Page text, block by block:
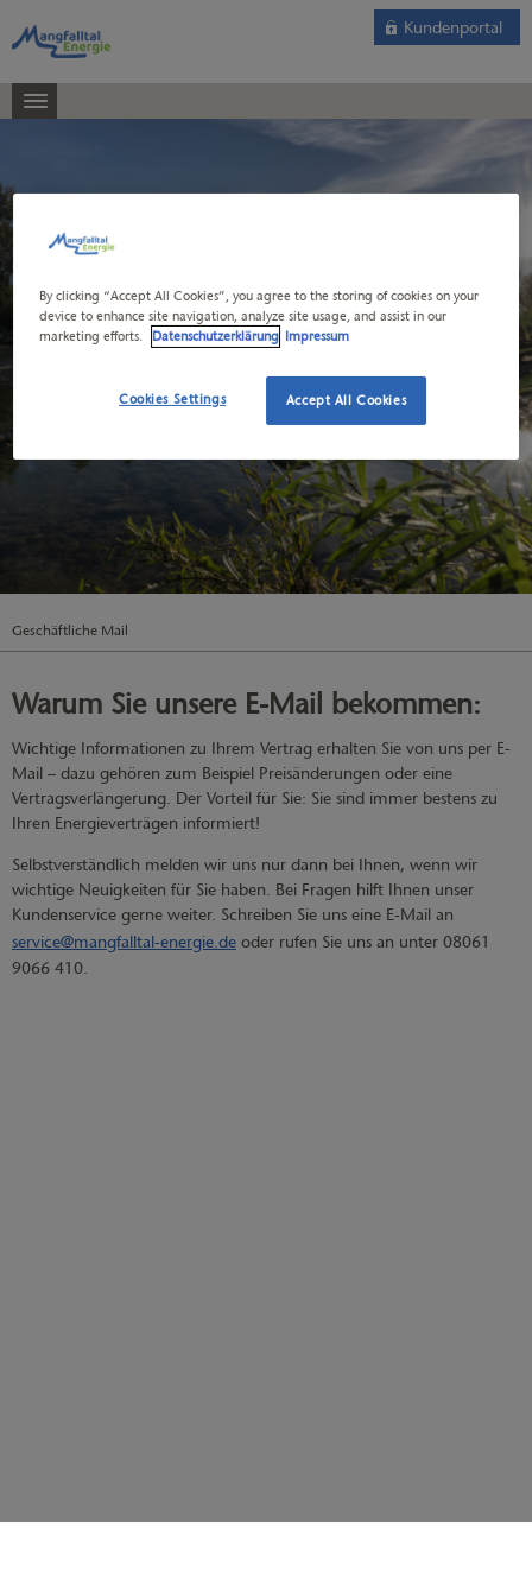
Kundenportal
Geschäftliche Mail
Warum Sie unsere E-Mail bekommen:
Wichtige Informationen zu Ihrem Vertrag erhalten Sie von uns per E-
Mail – dazu gehören zum Beispiel Preisänderungen oder eine
Vertragsverlängerung. Der Vorteil für Sie: Sie sind immer bestens zu
Ihren Energieverträgen informiert!
Selbstverständlich melden wir uns nur dann bei Ihnen, wenn wir
wichtige Neuigkeiten für Sie haben. Bei Fragen hilft Ihnen unser
Kundenservice gerne weiter. Schreiben Sie uns eine E-Mail an
service@mangfalltal-energie.de oder rufen Sie uns an unter 08061
9066 410.
By clicking “Accept All Cookies”, you agree to the storing of cookies on your
device to enhance site navigation, analyze site usage, and assist in our
marketing efforts.
Datenschutzerklärung Impressum
Cookies Settings Accept All Cookies